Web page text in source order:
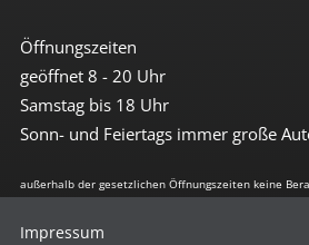
Öffnungszeiten
geöffnet 8 - 20 Uhr
Samstag bis 18 Uhr
Sonn- und Feiertags immer große
außerhalb der gesetzlichen Öffnungszeiten keine
Impressum